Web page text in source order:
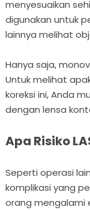
menyesuaikan
digunakan untuk
lainnya melihat
Hanya saja,
Untuk melihat
koreksi ini, Anda
dengan lensa
Apa Risiko
Seperti operasi
komplikasi yang
orang mengalami